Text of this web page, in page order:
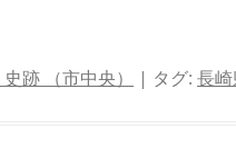
跡 （市中央） | タグ: 長